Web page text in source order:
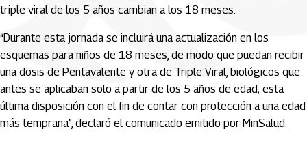
triple viral de los 5 años cambian a los 18 meses.
“Durante esta jornada se incluirá una actualización en los
esquemas para niños de 18 meses, de modo que puedan recibir
una dosis de Pentavalente y otra de Triple Viral, biológicos que
antes se aplicaban solo a partir de los 5 años de edad; esta
última disposición con el fin de contar con protección a una edad
más temprana”, declaró el comunicado emitido por MinSalud.